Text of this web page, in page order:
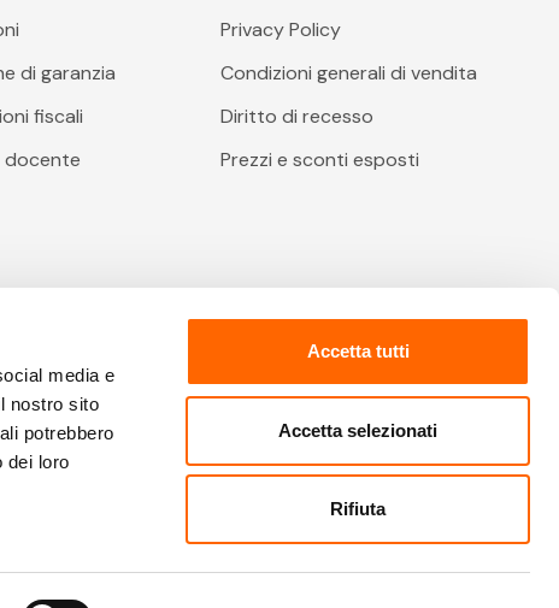
media e
nostro sito
potrebbero
dei loro
Accetta tutti
Accetta selezionati
Rifiuta
di garanzia
fiscali
docente
Privacy Policy
Condizioni generali di vendita
Diritto di recesso
Prezzi e sconti esposti
Imprese: 02067480612 - Cap. Soc.: € 2.400.000 €
sono riservati | Info e condizioni soggette a variazioni